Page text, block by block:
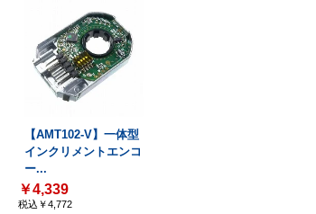
【AMT102-V】一体型
インクリメントエンコ
ー...
￥4,339
税込￥4,772